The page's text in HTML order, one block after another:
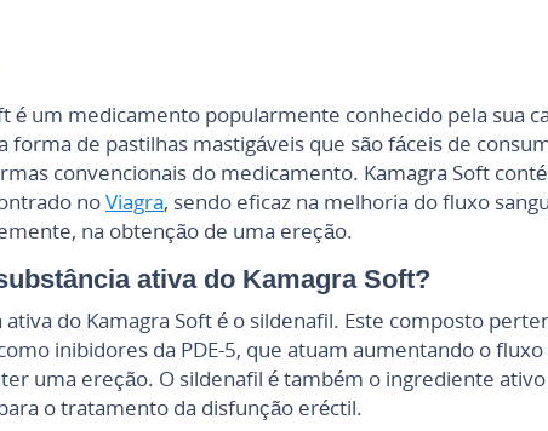
é um medicamento popularmente conhecido pela sua
forma de pastilhas mastigáveis que são fáceis de
convencionais do medicamento. Kamagra Soft
noViagra, sendo eficaz na melhoria do fluxo
na obtenção de uma ereção.
ativa do Kamagra Soft?
ativa do Kamagra Soft é o sildenafil. Este composto
inibidores da PDE-5, que atuam aumentando o
uma ereção. O sildenafil é também o ingrediente
o tratamento da disfunção eréctil.